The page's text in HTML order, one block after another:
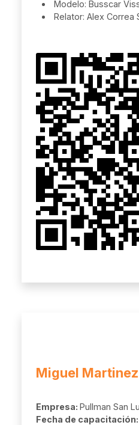
Modelo: Busscar
Relator: Alex Correa
Miguel
Empresa: Pullman San
Fecha de capacitación: